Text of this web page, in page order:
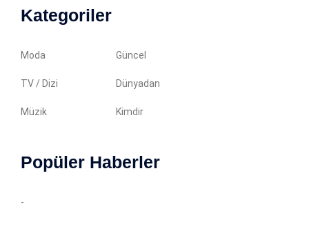
Kategoriler
Moda Güncel
TV / Dizi Dünyadan
Müzik Kimdir
Popüler Haberler
-